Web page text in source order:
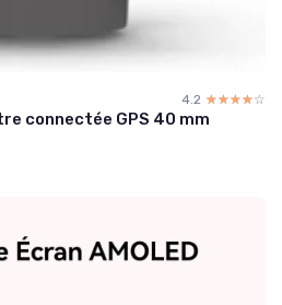
4.2 ☆☆☆☆☆
★★★★★
connectée GPS 40 mm